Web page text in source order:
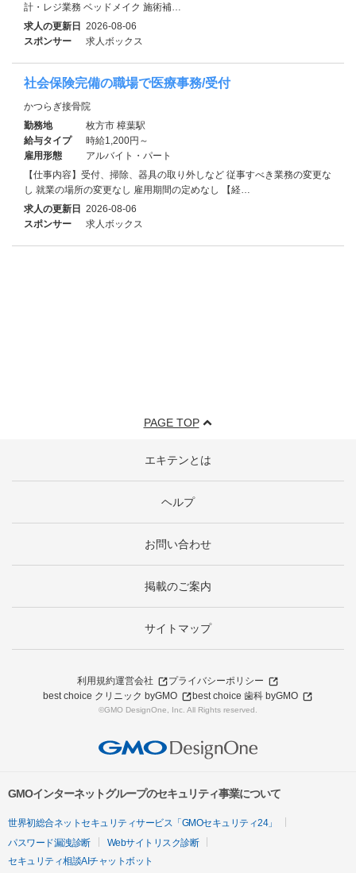
計・レジ業務 ベッドメイク 施術補…
求人の更新日 2026-08-06
スポンサー
求人ボックス
社会保険完備の職場で医療事務/受付
かつらぎ接骨院
勤務地
枚方市 樟葉駅
給与タイプ
時給1,200円～
雇用形態
アルバイト・パート
【仕事内容】受付、掃除、器具の取り外しなど 従事すべき業務の変更な
し 就業の場所の変更なし 雇用期間の定めなし 【経…
求人の更新日 2026-08-06
スポンサー
求人ボックス
PAGE TOP
エキテンとは
ヘルプ
お問い合わせ
掲載のご案内
サイトマップ
利用規約運営会社
プライバシーポリシー
best choice クリニック byGMO
best choice 歯科 byGMO
©GMO DesignOne, Inc. All Rights reserved.
GMOインターネットグループのセキュリティ事業について
世界初総合ネットセキュリティサービス「GMOセキュリティ24」
パスワード漏洩診断
Webサイトリスク診断
セキュリティ相談AIチャットボット